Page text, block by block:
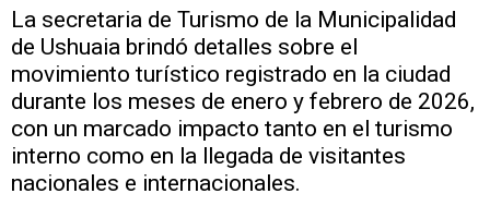
La secretaria de Turismo de la Municipalidad
de Ushuaia brindó detalles sobre el
movimiento turístico registrado en la ciudad
durante los meses de enero y febrero de 2026,
con un marcado impacto tanto en el turismo
interno como en la llegada de visitantes
nacionales e internacionales.